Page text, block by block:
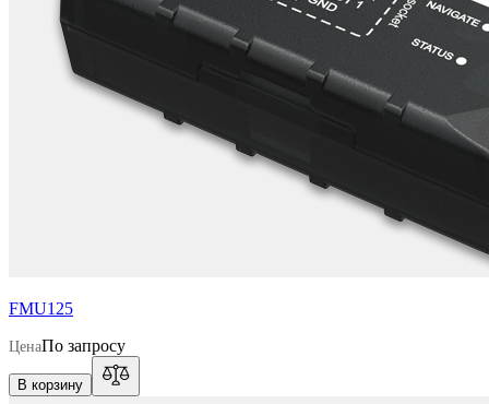
FMU125
ЦенаПо запросу
В корзину